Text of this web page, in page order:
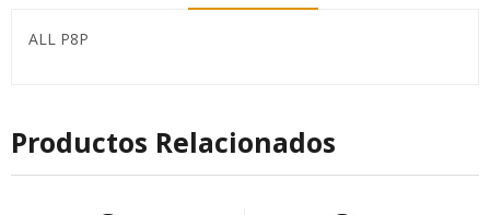
ALL P8P
Productos Relacionados